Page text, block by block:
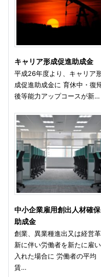
キャリア形成促進助成金
平成26年度より、キャリア
成促進助成金に 育休中・復
後等能力アップコースが新…
中小企業雇用創出人材確保
助成金
創業、異業種進出又は経営革
新に伴い労働者を新たに雇い
入れた場合に 労働者の平均
賃…